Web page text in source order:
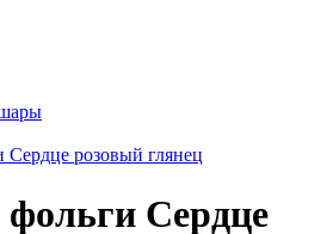
розовый глянец
Сердце